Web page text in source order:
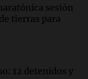
experta
sesión
tierras para
12 detenidos y